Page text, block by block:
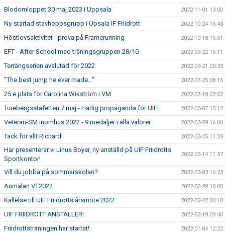
Blodomloppet 30 maj 2023 i Uppsala 2022-11-01 13:00
Ny-startad stavhoppsgrupp i Upsala IF Friidrott 2022-10-24 16:43
Höstlovsaktivitet - prova på Framerunning 2022-10-18 15:51
EFT - After School med träningsgruppen 28/10 2022-09-22 16:11
Terrängserien avslutad för 2022 2022-09-21 20:33
"The best jump he ever made..." 2022-07-25 08:15
25:e plats för Carolina Wikström i VM 2022-07-18 22:52
Turebergsstafetten 7 maj - Härlig propaganda för UIF! 2022-05-07 15:12
Veteran-SM inomhus 2022 - 9 medaljer i alla valörer 2022-03-29 16:00
Tack för allt Richard! 2022-03-25 11:39
Här presenterar vi Linus Boyer, ny anställd på UIF Friidrotts
Sportkontor!
2022-03-14 11:57
Vill du jobba på sommarskolan? 2022-03-03 16:23
Anmälan VT2022 2022-02-28 10:00
Kallelse till UIF Friidrotts årsmöte 2022 2022-02-22 20:10
UIF FRIIDROTT ANSTÄLLER! 2022-02-19 09:40
Friidrottsträningen har startat! 2022-01-04 12:22